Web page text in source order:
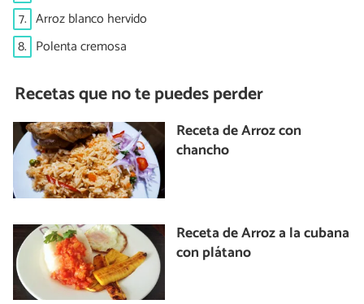
7. Arroz blanco hervido
8. Polenta cremosa
Recetas que no te puedes perder
Receta de Arroz con
chancho
Receta de Arroz a la cubana
con plátano